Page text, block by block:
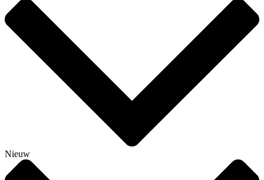
Nieuw